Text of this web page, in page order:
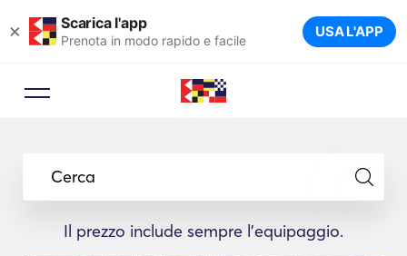
× Scarica l'app
Prenota in modo rapido e facile USA L'APP
Cerca
Il prezzo include sempre l'equipaggio.